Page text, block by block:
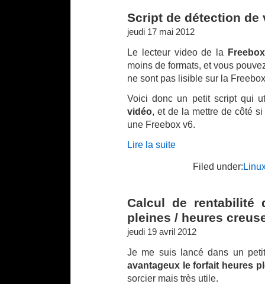
Script de détection de
jeudi 17 mai 2012
Le lecteur video de la Freebox
moins de formats, et vous
ne sont pas lisible sur la
Voici donc un petit script qui
vidéo, et de la mettre de côté
une Freebox v6.
Lire la suite
Filed under:
Calcul de rentabilité
pleines / heures
jeudi 19 avril 2012
Je me suis lancé dans un
avantageux le forfait heures
sorcier mais très utile.